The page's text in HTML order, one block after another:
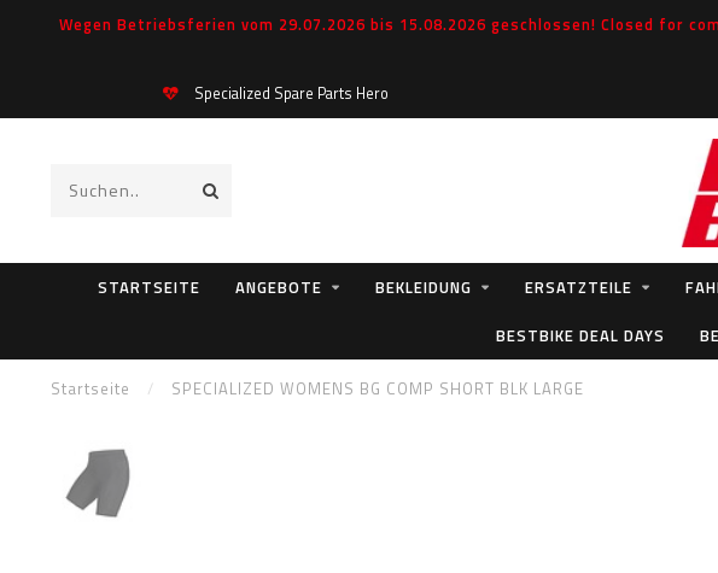
Wegen Betriebsferien vom 29.07.2026 bis 15.08.2026 geschlossen! Closed for
Specialized Spare Parts Hero
STARTSEITE ANGEBOTE BEKLEIDUNG ERSATZTEILE
BESTBIKE DEAL DAYS
Startseite / SPECIALIZED WOMENS BG COMP SHORT BLK LARGE